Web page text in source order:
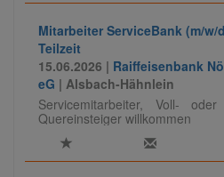
Mitarbeiter ServiceBank (m/
Teilzeit
15.06.2026 | Raiffeisenbank
eG | Alsbach-Hähnlein
Servicemitarbeiter, Voll-
Quereinsteiger willkommen